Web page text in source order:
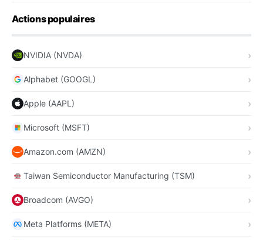
Actions populaires
NVIDIA (NVDA)
Alphabet (GOOGL)
Apple (AAPL)
Microsoft (MSFT)
Amazon.com (AMZN)
Taiwan Semiconductor Manufacturing (TSM)
Broadcom (AVGO)
Meta Platforms (META)